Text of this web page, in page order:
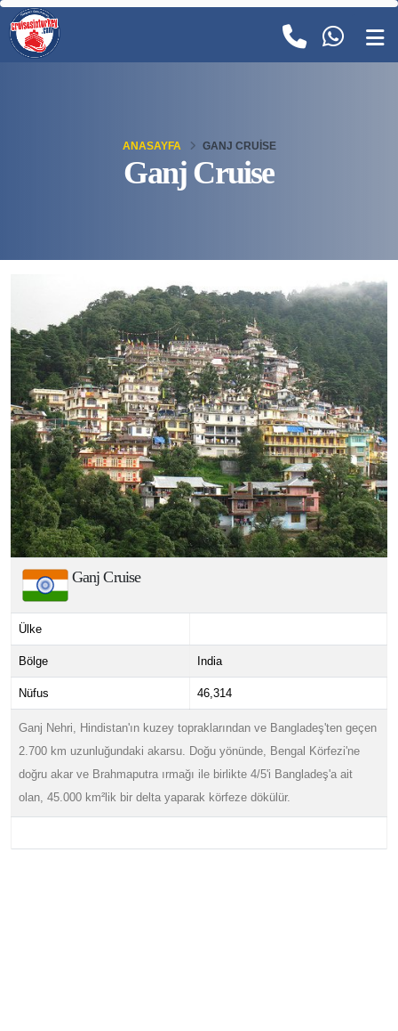
Ganj Cruise
ANASAYFA GANJ CRUISE
Ganj Cruise
Ülke
Bölge India
Nüfus 46,314
Ganj Nehri, Hindistan'ın kuzey topraklarından ve Bangladeş'ten geçen
2.700 km uzunluğundaki akarsu. Doğu yönünde, Bengal Körfezi'ne
doğru akar ve Brahmaputra ırmağı ile birlikte 4/5'i Bangladeş'a ait
olan, 45.000 km²lik bir delta yaparak körfeze dökülür.